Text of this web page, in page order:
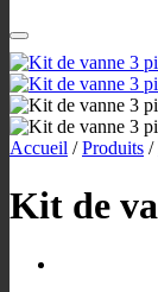
Accueil / Produits /
Kit de